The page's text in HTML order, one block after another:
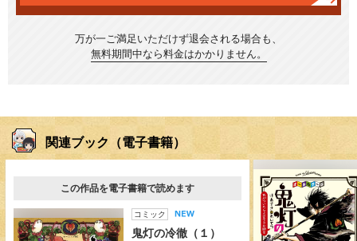
万が一ご満足いただけず退会される場合も、
無料期間中なら料金はかかりません。
関連ブック（電子書籍）
この作品を電子書籍で読めます
コミック
鬼灯の冷徹（１）